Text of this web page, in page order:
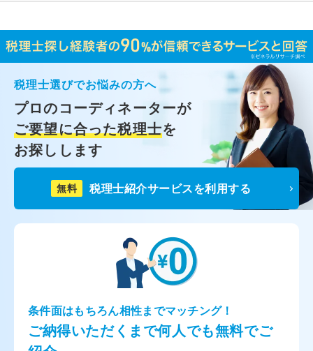
税理士選びでお悩みの方へ
プロのコーディネーターが
ご要望に合った税理士を
お探しします
無料 税理士紹介サービスを利用する
条件面はもちろん相性までマッチング！
ご納得いただくまで何人でも無料でご